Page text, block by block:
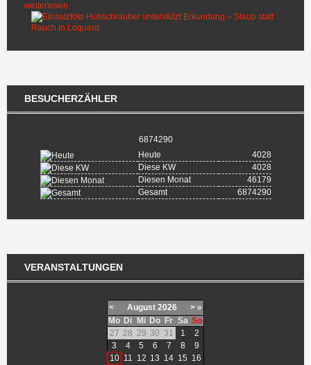
weiterlesen
BESUCHERZÄHLER
6874290
Heute
4028
Diese KW
4028
Diesen Monat
46179
Gesamt
6874290
VERANSTALTUNGEN
< August 2026 > »
Mo Di Mi Do Fr Sa So
27 28 29 30 31 1
2
3
4 5 6 7 8
9
10 11 12 13 14 15 16